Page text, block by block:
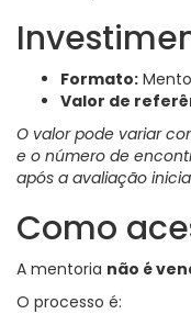
Formato:
Valor de
O valor pode variar
e o número de
após a avaliação
Como
A mentoria não é
O processo é: